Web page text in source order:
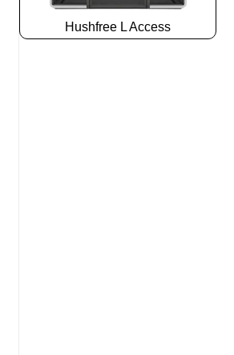
Hushfree L Access
Slide